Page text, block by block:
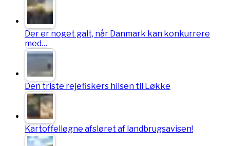
Der er noget galt, når Danmark kan konkurrere
med…
Den triste rejefiskers hilsen til Løkke
Kartoffelløgne afsløret af landbrugsavisen!